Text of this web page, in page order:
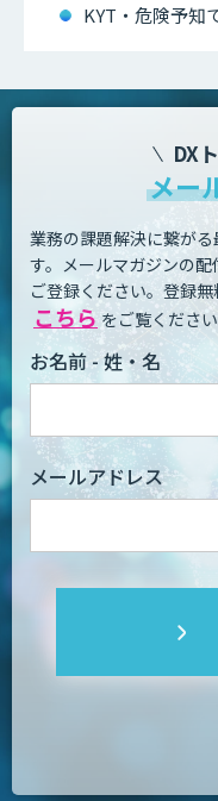
KYT・危険予知
DX
メー
業務の課題解決に繋が
す。 メールマガジンの
ご登録ください。登録無
こちら をご覧ください
お名前 - 姓・名
メールアドレス